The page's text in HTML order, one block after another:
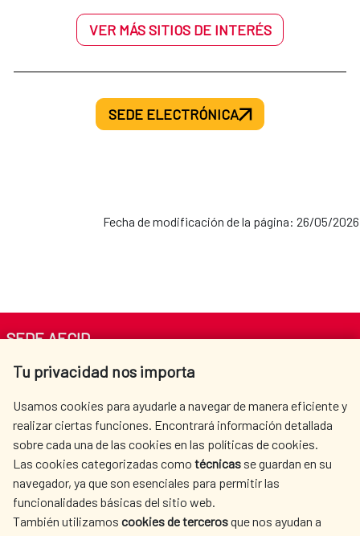
VER MÁS SITIOS DE INTERÉS
SEDE ELECTRÓNICA
Fecha de modificación de la página: 26/05/2026
Tu privacidad nos importa
Usamos cookies para ayudarle a navegar de manera eficiente y
realizar ciertas funciones. Encontrará información detallada
sobre cada una de las cookies en las políticas de cookies.
Las cookies categorizadas como técnicas se guardan en su
navegador, ya que son esenciales para permitir las
funcionalidades básicas del sitio web.
También utilizamos cookies de tercerosque nos ayudan a
SEDE AECID
Av. Reyes Católicos 4 - 28040 Madrid
centro.informacion@aecid.es
LA AECID
DÓNDE COOPERAMOS
ACCIÓN HUMANITARIA
SALA DE PRENSA
CULTURA Y CIENCIA
BIBLIOTECA